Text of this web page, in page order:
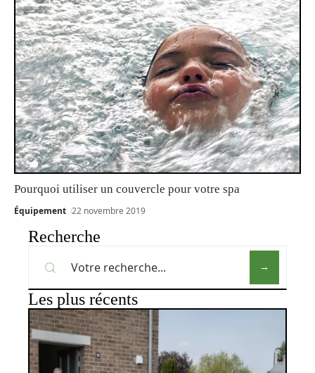
Pourquoi utiliser un couvercle pour votre spa
Équipement 22 novembre 2019
Recherche
Les plus récents